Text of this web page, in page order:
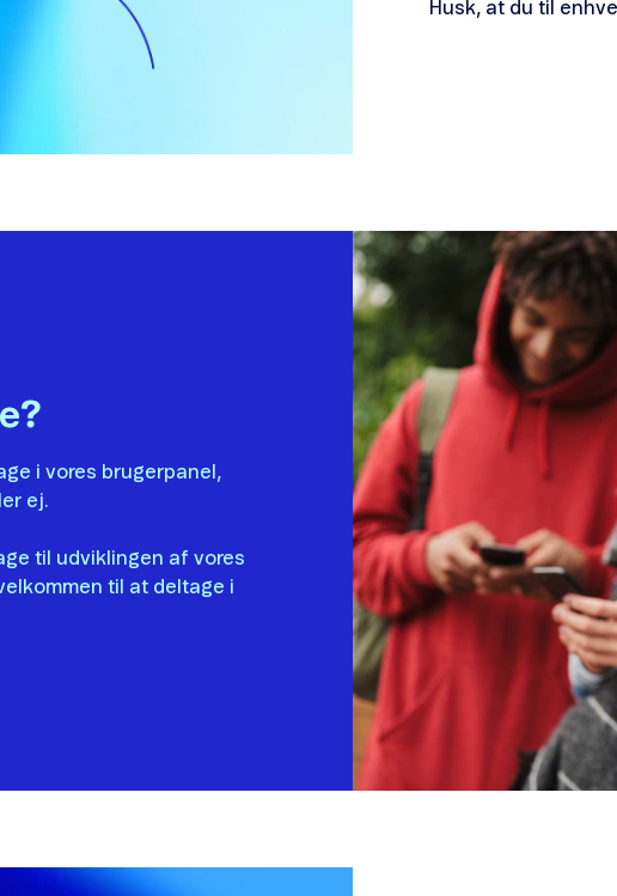
Husk, at du til
i vores brugerpanel,
ej.
til udviklingen af vores
til at deltage i